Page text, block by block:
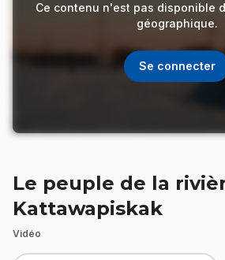
Ce contenu n'est pas disponible
géographique.
Se connecter
Le peuple de la
Kattawapiskak
Vidéo